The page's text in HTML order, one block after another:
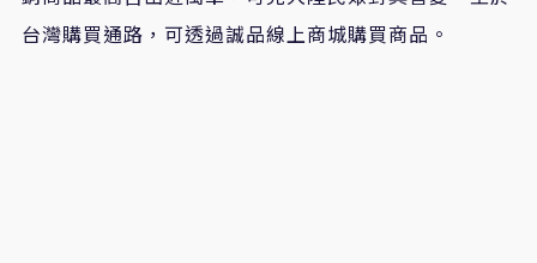
台灣購買通路，可透過誠品線上商城購買商品。